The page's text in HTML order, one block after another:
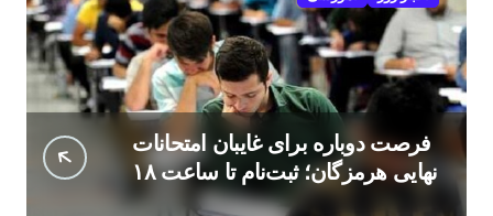
فرصت دوباره برای غایبان امتحانات
نهایی هرمزگان؛ ثبت‌نام تا ساعت ۱۸
امروز